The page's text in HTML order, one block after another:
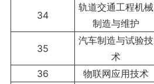
34
轨道交通工程机械
制造与维护
35
汽车制造与试验技
术
36 物联网应用技术